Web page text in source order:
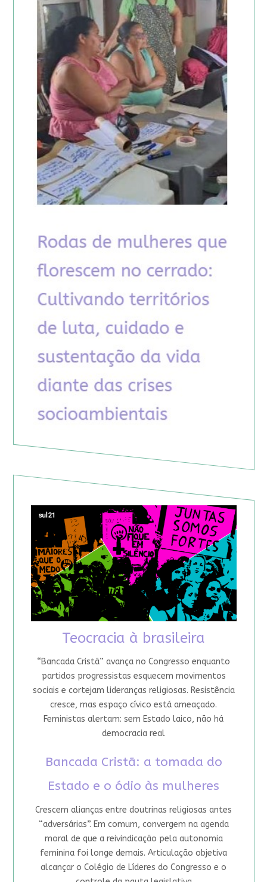
Teocracia à brasileira
“Bancada Cristã” avança no Congresso enquanto
partidos progressistas esquecem movimentos
sociais e cortejam lideranças religiosas. Resistência
cresce, mas espaço cívico está ameaçado.
Feministas alertam: sem Estado laico, não há
democracia real
Bancada Cristã: a tomada do
Estado e o ódio às mulheres
Crescem alianças entre doutrinas religiosas antes
“adversárias”. Em comum, convergem na agenda
moral de que a reivindicação pela autonomia
feminina foi longe demais. Articulação objetiva
alcançar o Colégio de Líderes do Congresso e o